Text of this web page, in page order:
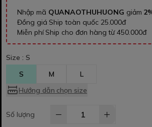
Nhập mã QUANAOTHUHUONG giảm
Đồng giá Ship toàn quốc 25.000đ
Miễn phí Ship cho đơn hàng từ 450.000đ
Size : S
S
M
L
Hướng dẫn chọn size
Số lượng